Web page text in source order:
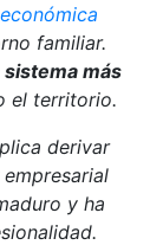
familiar.
más
el territorio.
derivar
y ha